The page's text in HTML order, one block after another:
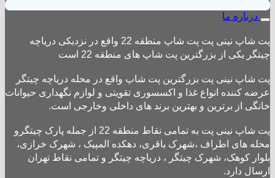
درباره ما
پت شاپ نینی پت پت شاپ منطقه 22 واقع در نزدیکی دریاچه
چیتگر یکی از بزرگترین پت شاپ های منطقه 22 است
پت شاپ نینی پت بزرگترین پت شاپ واقع در محله دریاچه چیتگر
عرضه کننده انواع غذا و اکسسوری تقویتی و لوازم نگهداری حیوانات
خانگی از برترین و بهترین برند های داخلی وخارجی است.
پت شاپ نینی پت به تمامی نقاط منطقه 22 از جمله پارک چیتگرو
محله های اطراف ،شهرک باقری، دهکده المپیک ، شهرک خرازی،
بلوار کوهک، شهرک چیتگر ، دریاچه چیتگر و تمامی نقاط تهران
ارسال دارد.